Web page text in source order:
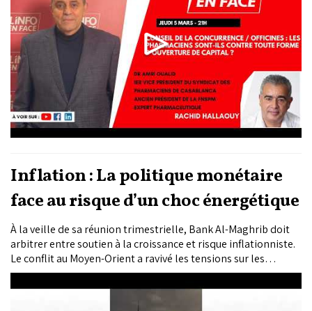
Inflation : La politique monétaire
face au risque d’un choc énergétique
À la veille de sa réunion trimestrielle, Bank Al-Maghrib doit
arbitrer entre soutien à la croissance et risque inflationniste.
Le conflit au Moyen-Orient a ravivé les tensions sur les
marchés énergétiques mondiaux. Cette pression pourrait
raviver l’inflation importée, notamment via le pétrole et
certaines matières premières stratégiques.